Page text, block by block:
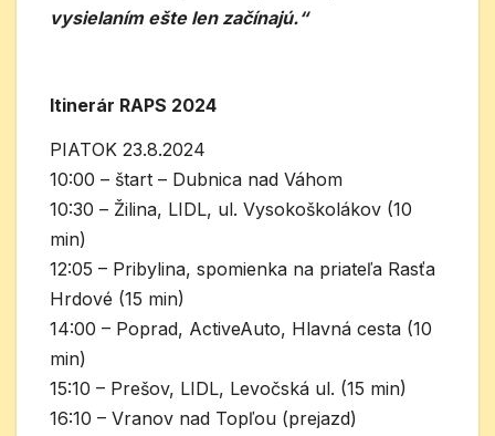
vysielaním ešte len začínajú.“
Itinerár RAPS 2024
PIATOK 23.8.2024
10:00 – štart – Dubnica nad Váhom
10:30 – Žilina, LIDL, ul. Vysokoškolákov (10
min)
12:05 – Pribylina, spomienka na priateľa Rasťa
Hrdové (15 min)
14:00 – Poprad, ActiveAuto, Hlavná cesta (10
min)
15:10 – Prešov, LIDL, Levočská ul. (15 min)
16:10 – Vranov nad Topľou (prejazd)